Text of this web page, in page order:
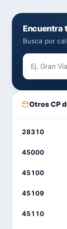
Encuentra
Busca por
Otros CP
28310
45000
45100
45109
45110